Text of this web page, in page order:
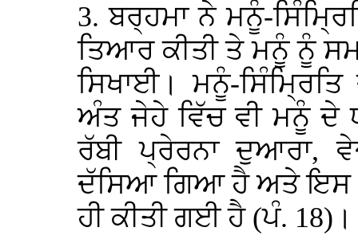
3. ਬਰ੍ਹਮਾ ਨੇ ਮਨੂੰ-
ਤਿਆਰ ਕੀਤੀ ਤੇ ਮਨੂੰ ਨੂੰ
ਸਿਖਾਈ। ਮਨੂੰ-
ਅੰਤ ਜੇਹੇ ਵਿੱਚ ਵੀ ਮਨੂੰ ਦੇ
ਰੱਬੀ ਪ੍ਰੇਰਨਾ ਦੁਆਰਾ,
ਦੱਸਿਆ ਗਿਆ ਹੈ ਅਤੇ ਇਸ
ਹੀ ਕੀਤੀ ਗਈ ਹੈ (ਪੰ. 18)।